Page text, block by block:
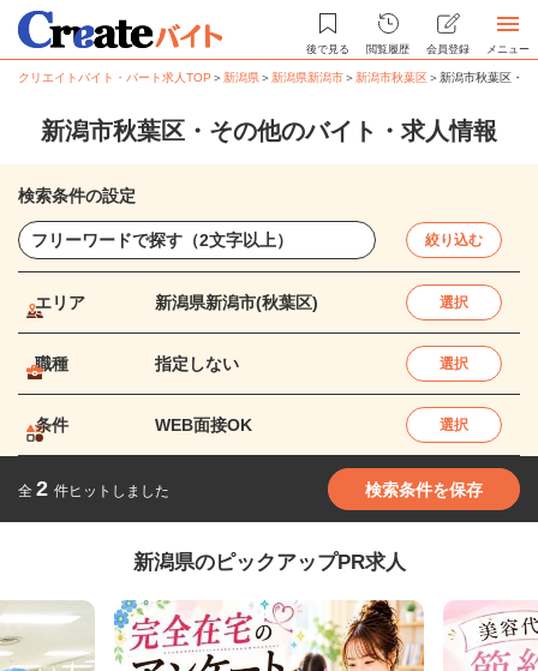
後で見る 閲覧履歴 会員登録 メニュー
クリエイトバイト・パート求人TOP ＞新潟県＞新潟県新潟市＞新潟市秋葉区＞新潟市秋葉区・
新潟市秋葉区・その他のバイト・求人情報
検索条件の設定
絞り込む
エリア 新潟県新潟市(秋葉区) 選択
職種 指定しない 選択
条件 WEB面接OK 選択
全 2 件ヒットしました 検索条件を保存
新潟県のピックアップPR求人